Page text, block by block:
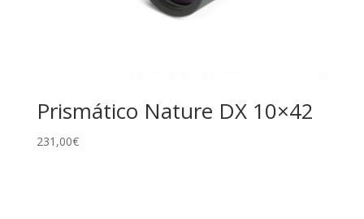
Prismático Nature DX 10×42
231,00€